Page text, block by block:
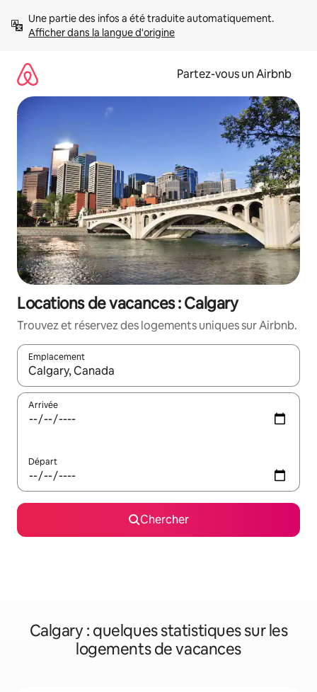
directement
Afficher dans la langue d'origine
Partez-vous un Airbnb
Locations de vacances : Calgary
Trouvez et réservez des logements uniques sur Airbnb.
Emplacement
Quand les résultats sont affichés, parcourez-les en utilisant
Arrivée
Départ
Chercher
Calgary : quelques statistiques sur les
logements de vacances